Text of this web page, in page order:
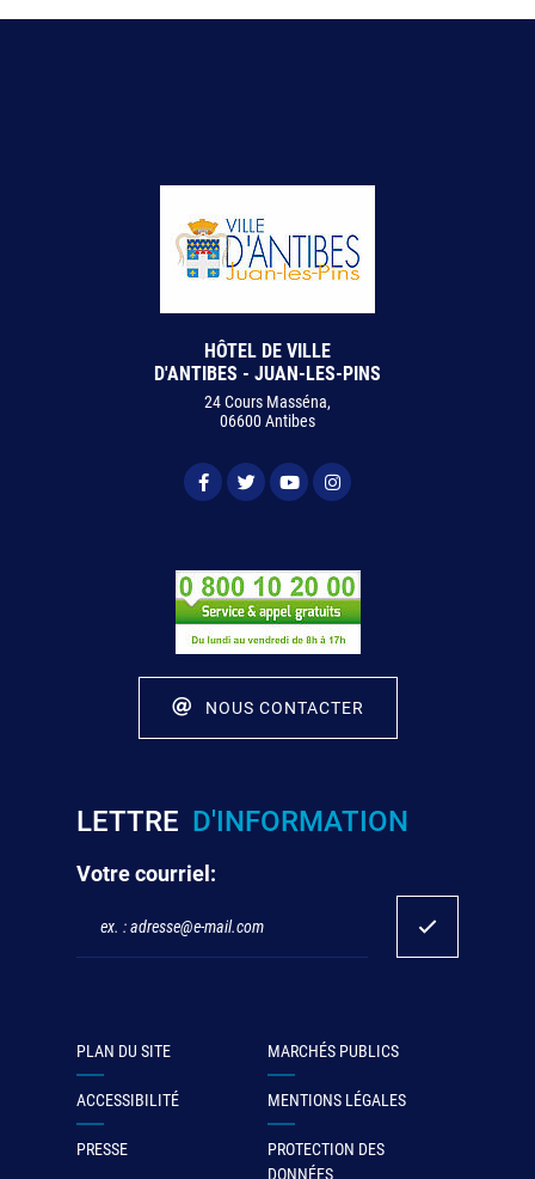
HÔTEL DE VILLE
D'ANTIBES - JUAN-LES-PINS
24 Cours Masséna,
06600 Antibes
NOUS CONTACTER
LETTRE D'INFORMATION
Votre courriel:
PLAN DU SITE MARCHÉS PUBLICS
ACCESSIBILITÉ MENTIONS LÉGALES
PRESSE
PROTECTION DES
DONNÉES